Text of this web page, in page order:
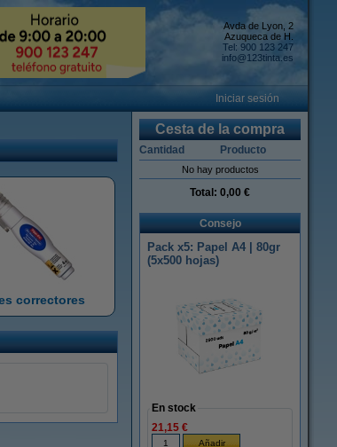
Avda de Lyon, 2
Azuqueca de H.
Tel: 900 123 247
info@123tinta.es
Iniciar sesión
correctores
Cesta de la compra
Cantidad Producto
No hay productos
Total: 0,00 €
Consejo
Pack x5: Papel A4 | 80gr
(5x500 hojas)
En stock
21,15 €